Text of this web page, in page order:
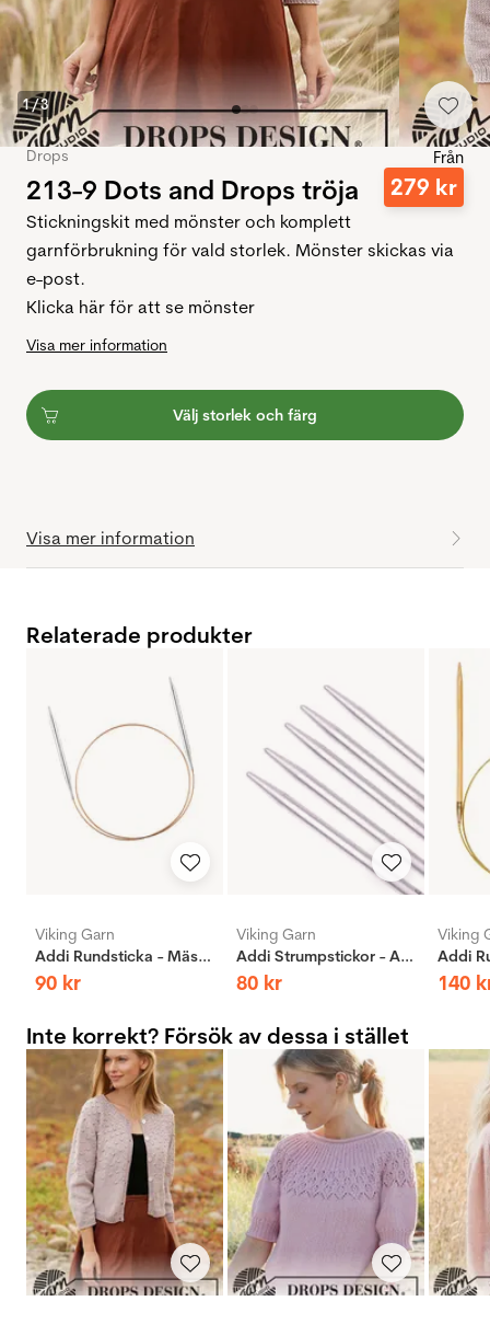
1/3
Drops
213-9 Dots and Drops tröja
Från
279 kr
Stickningskit med mönster och komplett
garnförbrukning för vald storlek. Mönster skickas via
e-post.
Klicka här för att se mönster
Visa mer information
Välj storlek och färg
Visa mer information
Relaterade produkter
Viking Garn
Addi Rundsticka - Mässing
90 kr
Viking Garn
Addi Strumpstickor - Aluminium
80 kr
Viking
140
Inte korrekt? Försök av dessa i stället